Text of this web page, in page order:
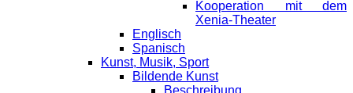
Kooperation mit dem
Xenia-Theater
Englisch
Spanisch
Kunst, Musik, Sport
Bildende Kunst
Beschreibung